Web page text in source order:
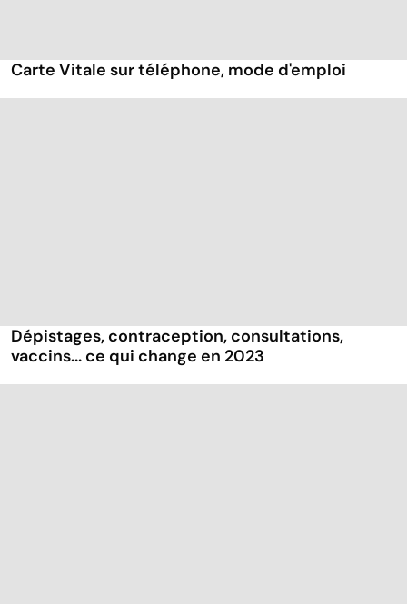
Carte Vitale sur téléphone, mode d'emploi
Dépistages, contraception, consultations,
vaccins... ce qui change en 2023